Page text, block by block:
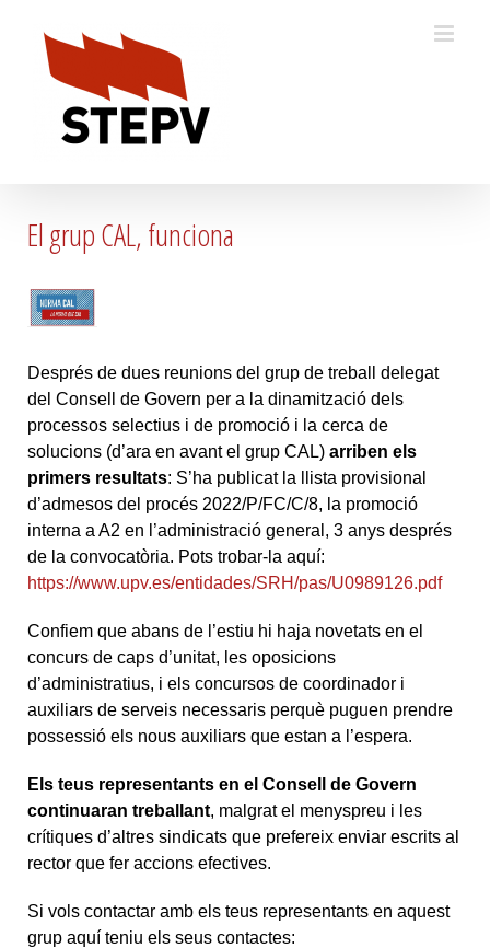
content
El grup CAL, funciona
Després de dues reunions del grup de treball delegat
del Consell de Govern per a la dinamització dels
processos selectius i de promoció i la cerca de
solucions (d’ara en avant el grup CAL) arriben els
primers resultats: S’ha publicat la llista provisional
d’admesos del procés 2022/P/FC/C/8, la promoció
interna a A2 en l’administració general, 3 anys després
de la convocatòria. Pots trobar-la aquí:
https://www.upv.es/entidades/SRH/pas/U0989126.pdf
Confiem que abans de l’estiu hi haja novetats en el
concurs de caps d’unitat, les oposicions
d’administratius, i els concursos de coordinador i
auxiliars de serveis necessaris perquè puguen prendre
possessió els nous auxiliars que estan a l’espera.
Els teus representants en el Consell de Govern
continuaran treballant, malgrat el menyspreu i les
crítiques d’altres sindicats que prefereix enviar escrits al
rector que fer accions efectives.
Si vols contactar amb els teus representants en aquest
grup aquí teniu els seus contactes: